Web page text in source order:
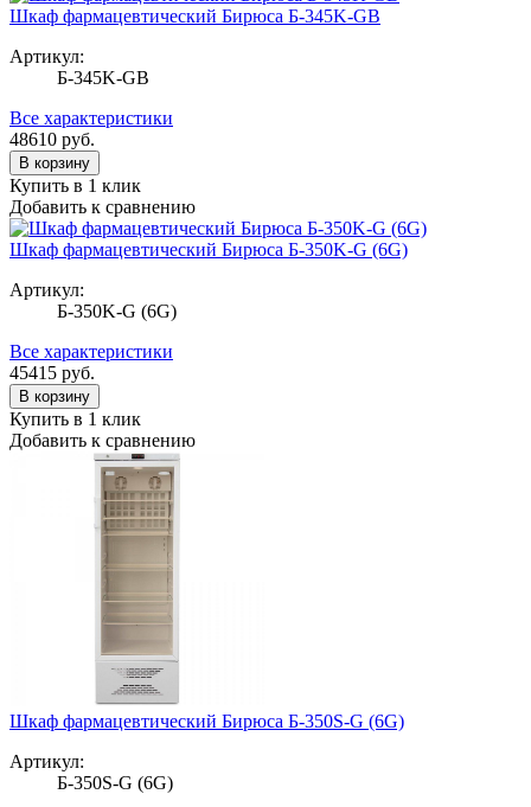
Шкаф фармацевтический Бирюса Б-345K-GB
Артикул:
Б-345K-GB
Все характеристики
48610 руб.
В корзину
Купить в 1 клик
Добавить к сравнению
Шкаф фармацевтический Бирюса Б-350K-G (6G)
Артикул:
Б-350K-G (6G)
Все характеристики
45415 руб.
В корзину
Купить в 1 клик
Добавить к сравнению
Шкаф фармацевтический Бирюса Б-350S-G (6G)
Артикул:
Б-350S-G (6G)